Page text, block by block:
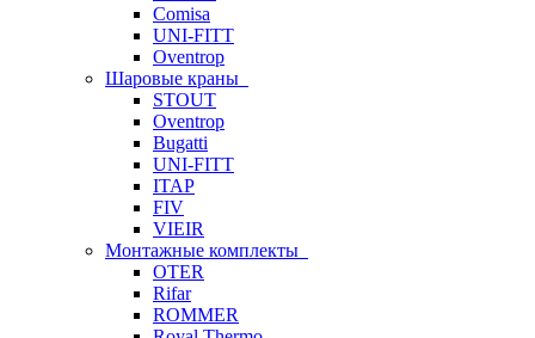
Comisa
UNI-FITT
Oventrop
Шаровые краны
STOUT
Oventrop
Bugatti
UNI-FITT
ITAP
FIV
VIEIR
Монтажные комплекты
OTER
Rifar
ROMMER